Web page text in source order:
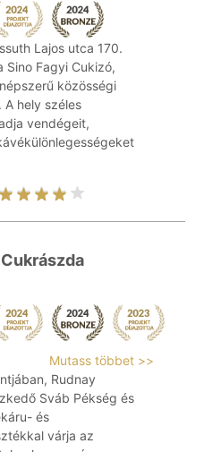
Lajos utca 170.
Sino Fagyi Cukizó,
közösségi
A hely széles
vendégeit,
Mutass többet >>
Rudnay
Sváb Pékség és
és
várja az